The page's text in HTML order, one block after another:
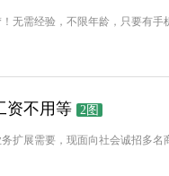
无需经验，不限年龄，只要有
资不用等 2图
扩展需要，现面向社会诚招多